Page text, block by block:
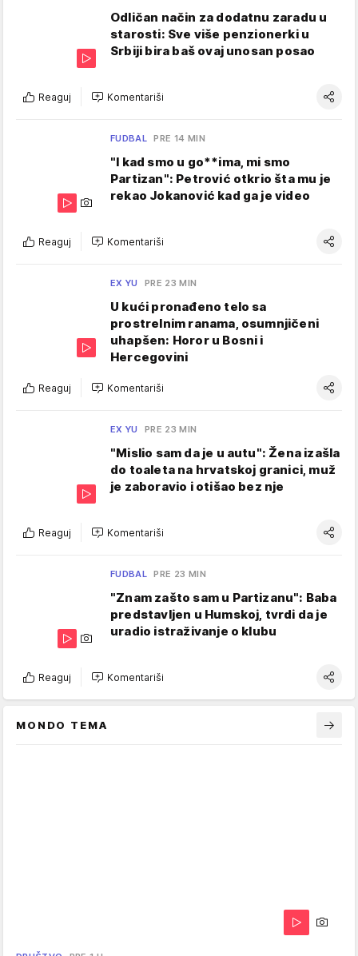
Odličan način za dodatnu zaradu u
starosti: Sve više penzionerki u
Srbiji bira baš ovaj unosan posao
Reaguj Komentariši
FUDBAL PRE 14 MIN
"I kad smo u go**ima, mi smo
Partizan": Petrović otkrio šta mu je
rekao Jokanović kad ga je video
Reaguj Komentariši
EX YU PRE 23 MIN
U kući pronađeno telo sa
prostrelnim ranama, osumnjičeni
uhapšen: Horor u Bosni i
Hercegovini
Reaguj Komentariši
EX YU PRE 23 MIN
"Mislio sam da je u autu": Žena izašla
do toaleta na hrvatskoj granici, muž
je zaboravio i otišao bez nje
Reaguj Komentariši
FUDBAL PRE 23 MIN
"Znam zašto sam u Partizanu": Baba
predstavljen u Humskoj, tvrdi da je
uradio istraživanje o klubu
Reaguj Komentariši
MONDO TEMA